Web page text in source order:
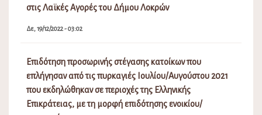
στις Λαϊκές Αγορές του Δήμου Λοκρών
Δε, 19/12/2022 - 03:02
Επιδότηση προσωρινής στέγασης κατοίκων που
επλήγησαν από τις πυρκαγιές Ιουλίου/Αυγούστου 2021
που εκδηλώθηκαν σε περιοχές της Ελληνικής
Επικράτειας, με τη μορφή επιδότησης ενοικίου/